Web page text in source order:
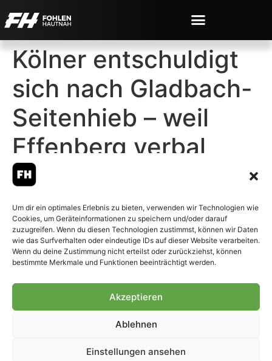
Um dir ein optimales Erlebnis zu bieten, verwenden wir Technologien wie
Cookies, um Geräteinformationen zu speichern und/oder darauf
zuzugreifen. Wenn du diesen Technologien zustimmst, können wir Daten
wie das Surfverhalten oder eindeutige IDs auf dieser Website verarbeiten.
Wenn du deine Zustimmung nicht erteilst oder zurückziehst, können
bestimmte Merkmale und Funktionen beeinträchtigt werden.
Akzeptieren
Ablehnen
Einstellungen ansehen
Kölner entschuldigt
sich nach Gladbach-
Seitenhieb – weil
Effenberg verbal
zubeißt
© 2007-2026 Fohlen-Hautnah.de
– Alle rechte vorbehalten.
Fohlen-Hautnah.de ist ein
offiziell eingetragenes Magazin
bei der Deutschen
Nationalbibliothek (ISSN 1868-
auszugsweise, nur mit